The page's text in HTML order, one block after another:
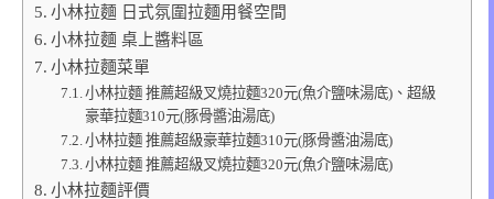
小林拉麵 日式氛圍拉麵用餐空間
小林拉麵 桌上醬料區
小林拉麵菜單
小林拉麵 推薦超級叉燒拉麵320元(魚介鹽味湯底)、超級
豪華拉麵310元(豚骨醬油湯底)
小林拉麵 推薦超級豪華拉麵310元(豚骨醬油湯底)
小林拉麵 推薦超級叉燒拉麵320元(魚介鹽味湯底)
小林拉麵評價